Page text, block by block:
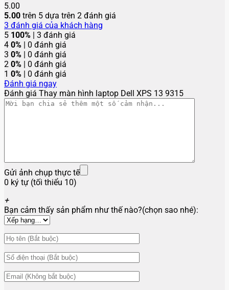
5.00
5.00 trên 5 dựa trên 2 đánh giá
3 đánh giá của khách hàng
5 100% | 3 đánh giá
4 0% | 0 đánh giá
3 0% | 0 đánh giá
2 0% | 0 đánh giá
1 0% | 0 đánh giá
Đánh giá ngay
Đánh giá Thay màn hình laptop Dell XPS 13 9315
Gửi ảnh chụp thực tế
0 ký tự (tối thiểu 10)
+
Bạn cảm thấy sản phẩm như thế nào?(chọn sao nhé):